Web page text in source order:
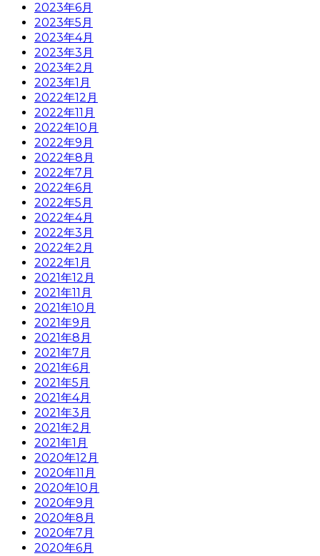
2023年6月
2023年5月
2023年4月
2023年3月
2023年2月
2023年1月
2022年12月
2022年11月
2022年10月
2022年9月
2022年8月
2022年7月
2022年6月
2022年5月
2022年4月
2022年3月
2022年2月
2022年1月
2021年12月
2021年11月
2021年10月
2021年9月
2021年8月
2021年7月
2021年6月
2021年5月
2021年4月
2021年3月
2021年2月
2021年1月
2020年12月
2020年11月
2020年10月
2020年9月
2020年8月
2020年7月
2020年6月